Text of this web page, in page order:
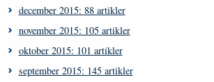
december 2015: 88 artikler
november 2015: 105 artikler
oktober 2015: 101 artikler
september 2015: 145 artikler